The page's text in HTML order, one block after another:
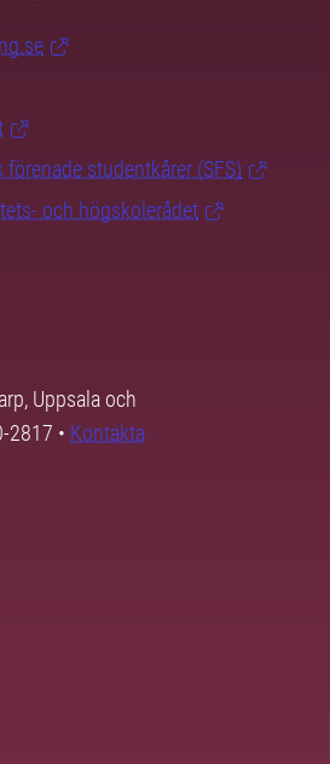
förenade studentkårer (SFS)
och högskolerådet
Uppsala och
2817 • Kontakta